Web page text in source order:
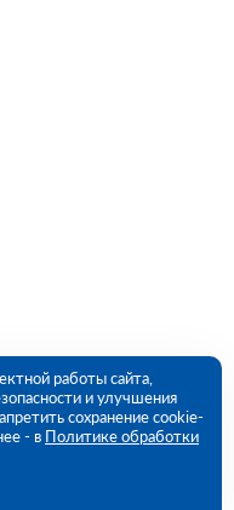
работы сайта,
и улучшения
сохранение cookie-
- в Политике обработки